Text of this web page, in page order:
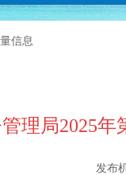
信息
理局2025
发布